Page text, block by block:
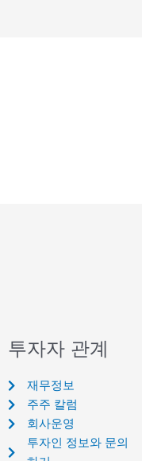
투자자 관계
재무정보
주주 칼럼
회사운영
투자인 정보와 문의